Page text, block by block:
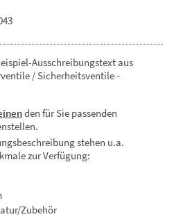
Ausschreibungstext aus
/ Sicherheitsventile -
den für Sie passenden
stehen u.a.
zur Verfügung:
Zubehör